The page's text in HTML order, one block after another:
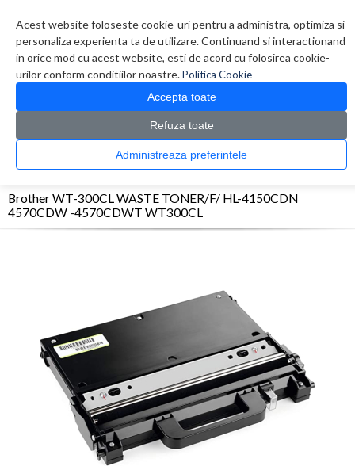
Acest website foloseste cookie-uri pentru a administra, optimiza si
personaliza experienta ta de utilizare. Continuand si interactionand
in orice mod cu acest website, esti de acord cu folosirea cookie-
urilor conform conditiilor noastre.Politica Cookie
Accepta toate
Refuza toate
Administreaza preferintele
0 produs(e)
CATALOG PRODUSE
Imprimante > Accesorii Imprimante > Brother WT-300CL WASTE
Brother WT-300CL WASTE TONER/F/ HL-4150CDN
4570CDW -4570CDWT WT300CL